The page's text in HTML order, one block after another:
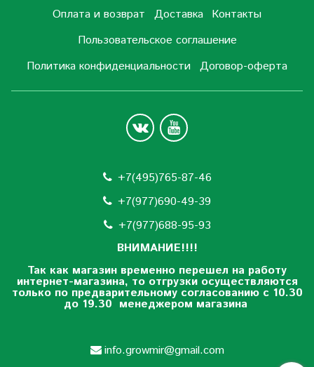
Оплата и возврат Доставка Контакты
Пользовательское соглашение
Политика конфиденциальности Договор-оферта
+7(495)765-87-46
+7(977)690-49-39
+7(977)688-95-93
ВНИМАНИЕ!!!!
Так как магазин временно перешел на работу
интернет-магазина, то отгрузки осуществляются
только по предварительному согласованию с 10.30
до 19.30 менеджером магазина
info.growmir@gmail.com